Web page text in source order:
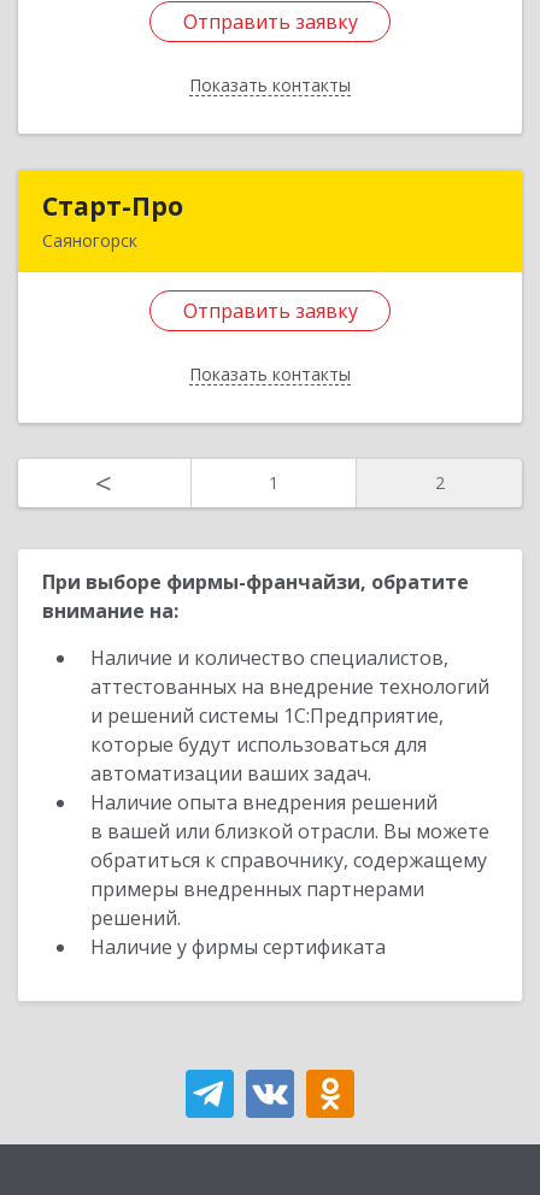
Отправить заявку
Показать контакты
Старт-Про
Саяногорск
Отправить заявку
Показать контакты
рп, дом № 12, кв.96
< 1 2
При выборе фирмы-франчайзи, обратите
внимание на:
Наличие и количество специалистов,
аттестованных на внедрение технологий
и решений системы 1С:Предприятие,
которые будут использоваться для
автоматизации ваших задач.
Наличие опыта внедрения решений
в вашей или близкой отрасли. Вы можете
обратиться к справочнику, содержащему
примеры внедренных партнерами
решений.
Наличие у фирмы сертификата